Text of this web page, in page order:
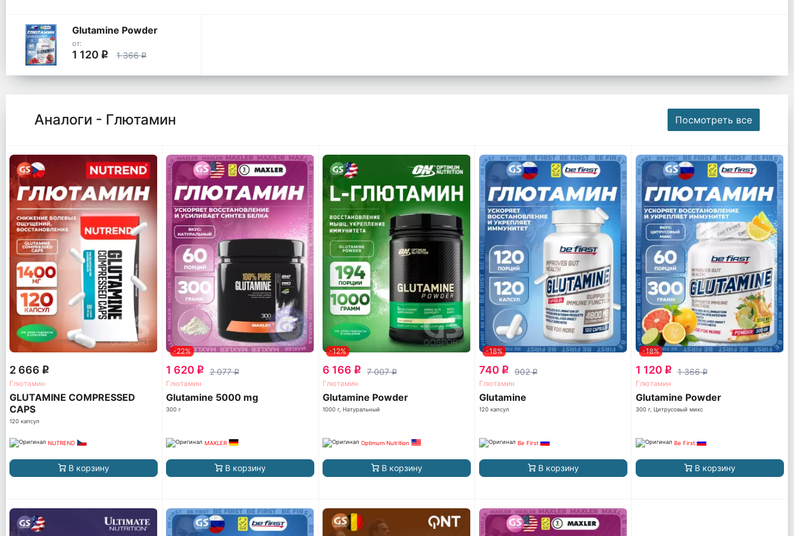
Glutamine Powder
от:
1 120 q 1 366q
Аналоги - Глютамин Посмотреть все
2 666 q
Глютамин
GLUTAMINE COMPRESSED
CAPS
120 капсул
NUTREND
В корзину
-22%
1 620 q 2 077q
Глютамин
Glutamine 5000 mg
300 г
MAXLER
В корзину
-12%
6 166 q 7 007q
Глютамин
Glutamine Powder
1000 г, Натуральный
Optimum Nutrition
В корзину
-18%
740 q 902q
Глютамин
Glutamine
120 капсул
Be First
В корзину
-18%
1 120 q 1 366q
Глютамин
Glutamine Powder
300 г, Цитрусовый микс
Be First
В корзину